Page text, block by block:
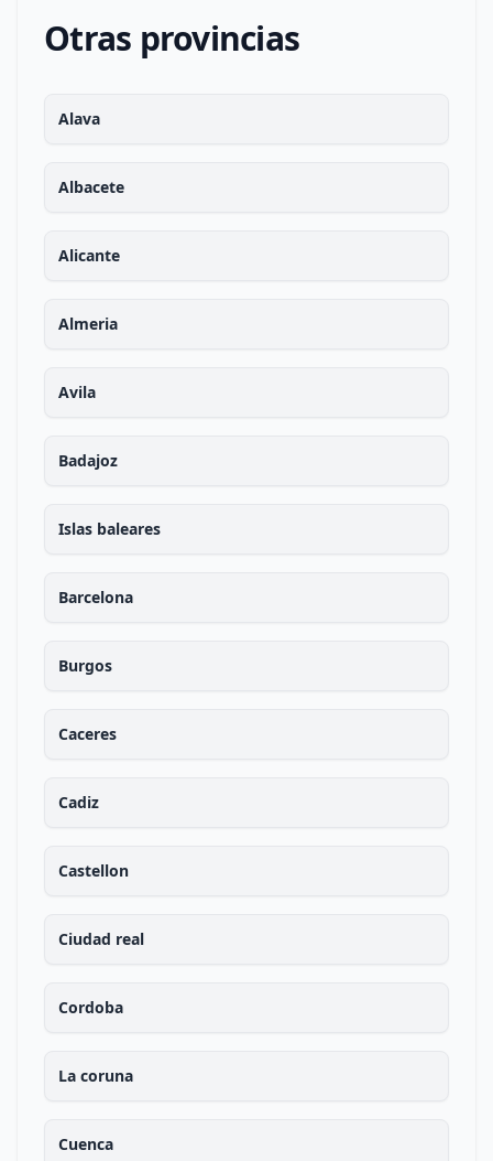
Otras provincias
Alava
Albacete
Alicante
Almeria
Avila
Badajoz
Islas baleares
Barcelona
Burgos
Caceres
Cadiz
Castellon
Ciudad real
Cordoba
La coruna
Cuenca